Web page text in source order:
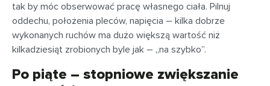
tak by móc obserwować pracę własnego ciała. Pilnuj
oddechu, położenia pleców, napięcia – kilka dobrze
wykonanych ruchów ma dużo większą wartość niż
kilkadziesiąt zrobionych byle jak – „na szybko”.
Po piąte – stopniowe zwiększanie